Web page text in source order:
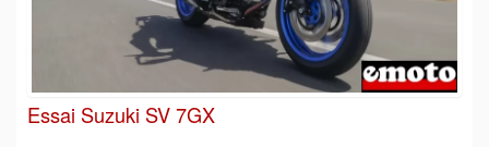
Essai Suzuki SV 7GX